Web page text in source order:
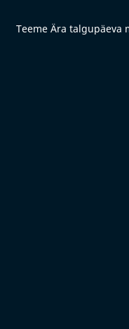
Teeme Ära